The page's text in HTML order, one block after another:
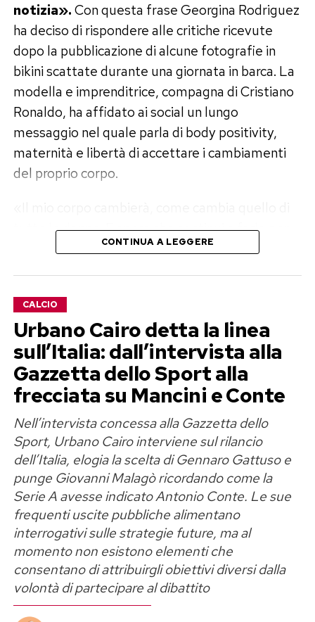
notizia».Con questa frase Georgina Rodriguez
ha deciso di rispondere alle critiche ricevute
dopo la pubblicazione di alcune fotografie in
bikini scattate durante una giornata in barca. La
modella e imprenditrice, compagna di Cristiano
Ronaldo, ha affidato ai social un lungo
messaggio nel quale parla di body positivity,
maternità e libertà di accettare i cambiamenti
del proprio corpo.
tutte le donne. E spero che continui a farlo per
molti anni ancora, perché significherà che
polemica estiva in una riflessione più ampia
sull’immagine femminile.
«Amo le mie curve e il corpo che mi
ha permesso di diventare madre»
Georgina Rodriguez è madre di sei figli e nel suo
messaggio ricorda proprio il ruolo della
maternità nel rapporto con il proprio corpo.
Spiega di voler trasmettere alle sue figlie un
principio semplice ma fondamentale: il valore di
una persona non può essere misurato
dall’aspetto fisico né dai giudizi di perfetti
sconosciuti.
«Amo le mie curve. Amo la libertà di vivere nel
CONTINUA A LEGGERE
CALCIO
Urbano Cairo detta la linea
sull’Italia: dall’intervista alla
Gazzetta dello Sport alla
frecciata su Mancini e Conte
Nell’intervista concessa alla Gazzetta dello
Sport, Urbano Cairo interviene sul rilancio
dell’Italia, elogia la scelta di Gennaro Gattuso e
punge Giovanni Malagò ricordando come la
Serie A avesse indicato Antonio Conte. Le sue
frequenti uscite pubbliche alimentano
interrogativi sulle strategie future, ma al
momento non esistono elementi che
consentano di attribuirgli obiettivi diversi dalla
volontà di partecipare al dibattito